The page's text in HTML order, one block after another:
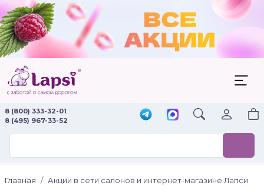
8 (800) 333-32-01
8 (495) 967-33-52
Главная Акции в сети салонов и интернет-магазине Лапси